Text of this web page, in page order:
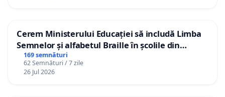
Cerem Ministerului Educației să includă Limba
Semnelor și alfabetul Braille în școlile din
Republica Moldova!
169 semnături
62 Semnături / 7 zile
26 Jul 2026